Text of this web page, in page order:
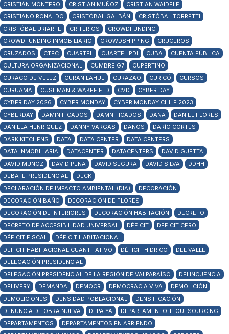
CRISTIÁN MONTERO
CRISTIAN MUÑOZ
CRISTIAN WAIDELE
CRISTIANO RONALDO
CRISTÓBAL GALBÁN
CRISTÓBAL TORRETTI
CRISTÓBAL URIARTE
CRITERIOS
CROWDFUNDING
CROWDFUNDING INMOBILIARIO
CROWDSHIPPING
CRUCEROS
CRUZADOS
CTEC CUARTEL CUARTEL PDI CUBA
CUENTA PÚBLICA
CULTURA ORGANIZACIONAL
CUMBRE G7
CUPERTINO
CURACO DE VÉLEZ
CURANILAHUE CURAZAO CURICÓ
CURSOS
CURUAMA
CUSHMAN & WAKEFIELD CVD
CYBER DAY
CYBER DAY 2026
CYBER MONDAY
CYBER MONDAY CHILE 2023
CYBERDAY
DAMINIFICADOS DAMNIFICADOS DANA
DANIEL FLORES
DANIELA HENRÍQUEZ
DANNY VARGAS DAÑOS
DARÍO CORTÉS
DARK KITCHENS
DATA DATA CENTER
DATA CENTERS
DATA INMOBILIARIA
DATACENTER DATACENTERS
DAVID GUETTA
DAVID MUÑOZ
DAVID PEÑA DAVID SEGURA DAVID SILVA
DDHH
DEBATE PRESIDENCIAL
DECK
DECLARACIÓN DE IMPACTO AMBIENTAL (DIA)
DECORACIÓN
DECORACIÓN BAÑO
DECORACIÓN DE FLORES
DECORACIÓN DE INTERIORES
DECORACIÓN HABITACIÓN
DECRETO
DECRETO DE ACCESIBILIDAD UNIVERSAL
DÉFICIT
DÉFICIT CERO
DÉFICIT FISCAL
DÉFICIT HABITACIONAL
DÉFICIT HABITACIONAL CUANTITATIVO
DÉFICIT HÍDRICO
DEL VALLE
DELEGACIÓN PRESIDENCIAL
DELEGACIÓN PRESIDENCIAL DE LA REGIÓN DE VALPARAÍSO
DELINCUENCIA
DELIVERY
DEMANDA DEMOCR DEMOCRACIA VIVA
DEMOLICIÓN
DEMOLICIONES
DENSIDAD POBLACIONAL
DENSIFICACIÓN
DENUNCIA DE OBRA NUEVA
DEPA YA
DEPARTAMENTO TI OUTSOURCING
DEPARTAMENTOS
DEPARTAMENTOS EN ARRIENDO